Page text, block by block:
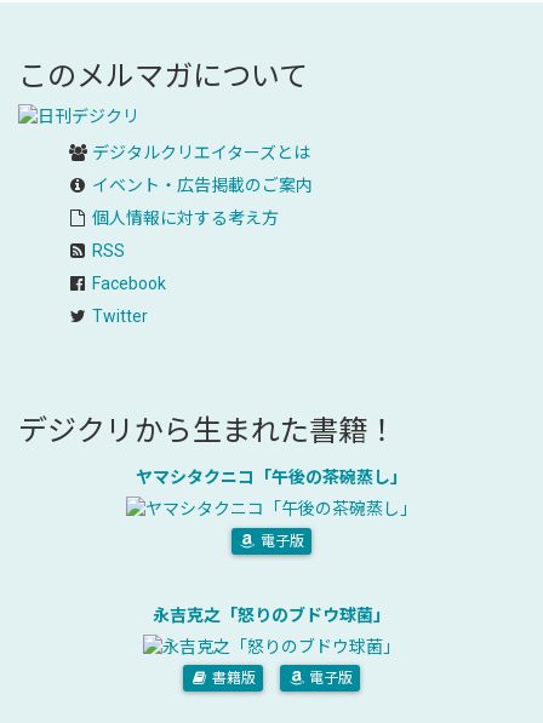
このメルマガについて
デジタルクリエイターズとは
イベント・広告掲載のご案内
個人情報に対する考え方
RSS
Facebook
Twitter
デジクリから生まれた書籍！
ヤマシタクニコ「午後の茶碗蒸し」
電子版
永吉克之「怒りのブドウ球菌」
書籍版 電子版